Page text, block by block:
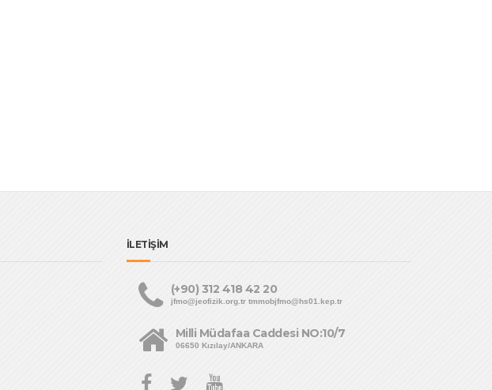
İLETİŞİM
(+90) 312 418 42 20
jfmo@jeofizik.org.tr tmmobjfmo@hs01.kep.tr
Milli Müdafaa Caddesi NO:10/7
06650 Kızılay/ANKARA